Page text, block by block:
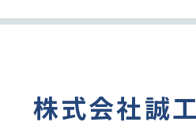
株式会社誠